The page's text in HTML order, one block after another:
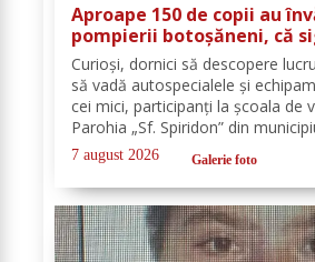
Aproape 150 de copii au
pompierii botoșăneni, că
cu un gest simplu
Curioși, dornici să descopere
să vadă autospecialele și
cei mici, participanți la școala de
Parohia „Sf. Spiridon” din
parte de o întâlnire interactivă
situațiilor de urgență și...
7 august 2026 Galerie foto